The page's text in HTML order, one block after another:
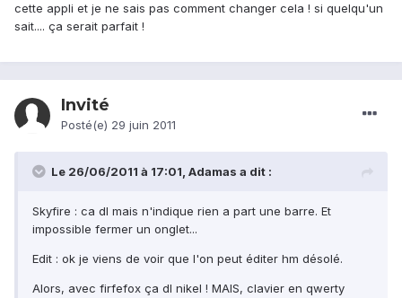
cette appli et je ne sais pas comment changer cela ! si quelqu'un
sait.... ça serait parfait !
Invité
Posté(e) 29 juin 2011
Le 26/06/2011 à 17:01, Adamas a dit :
Skyfire : ca dl mais n'indique rien a part une barre. Et
impossible fermer un onglet...
Edit : ok je viens de voir que l'on peut éditer hm désolé.
Alors, avec firfefox ça dl nikel ! MAIS, clavier en qwerty